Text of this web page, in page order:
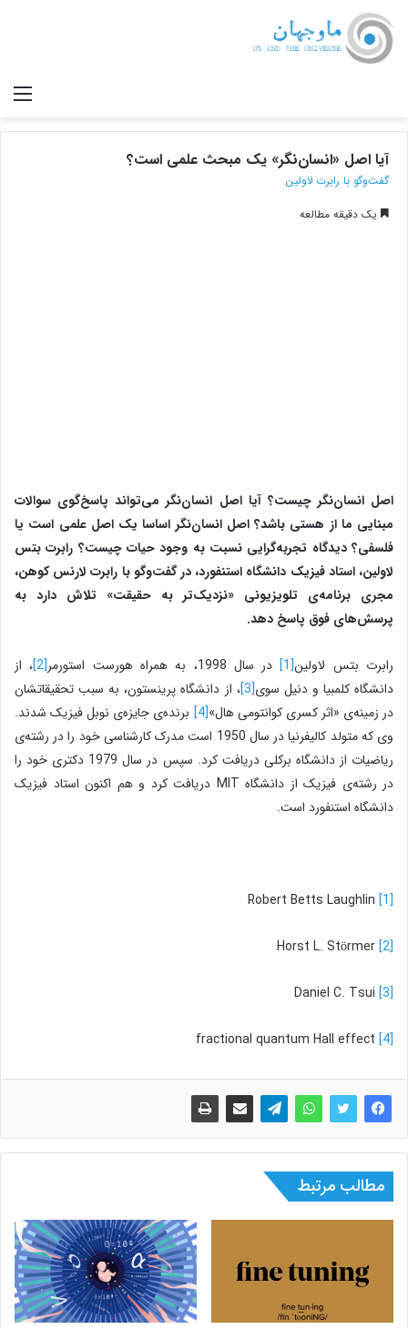
آیا اصل «انسان‌نگر» یک مبحث علمی است؟
گفت‌وگو با رابرت لاولین
یک دقیقه مطالعه
اصل انسان‌نگر چیست؟ آیا اصل انسان‌نگر می‌تواند پاسخ‌گوی سوالات
مبنایی ما از هستی باشد؟ اصل انسان‌نگر اساسا یک اصل علمی است یا
فلسفی؟ دیدگاه تجربه‌گرایی نسبت به وجود حیات چیست؟ رابرت بتس
لاولین، استاد فیزیک دانشگاه استنفورد، در گفت‌وگو با رابرت لارنس کوهن،
مجری برنامه‌ی تلویزیونی «نزدیک‌تر به حقیقت» تلاش دارد به
پرسش‌های فوق پاسخ دهد.
رابرت بتس لاولین[1] در سال 1998، به همراه هورست استورمر [2] ، از
دانشگاه کلمبیا و دنیل سوی[3] ، از دانشگاه پرینستون، به سبب تحقیقاتشان
در زمینه‌ی «اثر کسری کوانتومی هال»[4]
برنده‌ی جایزه‌ی نوبل فیزیک شدند.
وی که متولد کالیفرنیا در سال 1950 است مدرک کارشناسی خود را در رشته‌ی
ریاضیات از دانشگاه برکلی دریافت کرد. سپس در سال 1979 دکتری خود را
در رشته‌ی فیزیک از دانشگاه MIT دریافت کرد و هم اکنون استاد فیزیک
دانشگاه استنفورد است.
[1]
[2]
[3]
[4]
مطالب مرتبط